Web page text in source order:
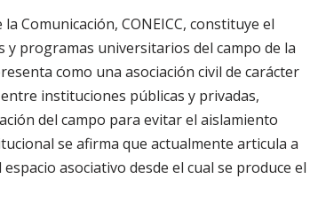
Comunicación, CONEICC, constituye el
y programas universitarios del campo de la
como una asociación civil de carácter
instituciones públicas y privadas,
del campo para evitar el aislamiento
se afirma que actualmente articula a
asociativo desde el cual se produce el